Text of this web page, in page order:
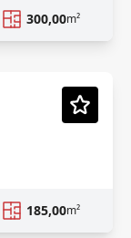
300,00m²
185,00m²